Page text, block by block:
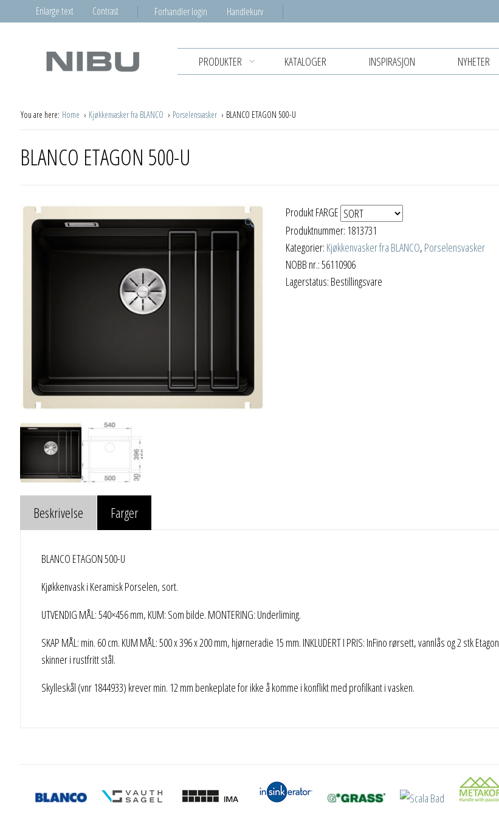
Enlarge text Contrast Forhandler login Handlekurv
PRODUKTER KATALOGER INSPIRASJON NYHETER
You are here: Home Kjøkkenvasker fra BLANCO Porselensvasker BLANCO ETAGON 500-U
BLANCO ETAGON 500-U
🔍
Produkt FARGE
Produktnummer: 1813731
Kategorier: Kjøkkenvasker fra BLANCO, Porselensvasker
NOBB nr.: 56110906
Lagerstatus: Bestillingsvare
Beskrivelse Farger
BLANCO ETAGON 500-U
Kjøkkenvask i Keramisk Porselen, sort.
UTVENDIG MÅL: 540×456 mm, KUM: Som bilde. MONTERING: Underliming.
SKAP MÅL: min. 60 cm. KUM MÅL: 500 x 396 x 200 mm, hjørneradie 15 mm. INKLUDERT I PRIS: InFino rørsett, vannlås og 2 stk Etagon
skinner i rustfritt stål.
Skylleskål (vnr 1844933) krever min. 12 mm benkeplate for ikke å komme i konflikt med profilkant i vasken.